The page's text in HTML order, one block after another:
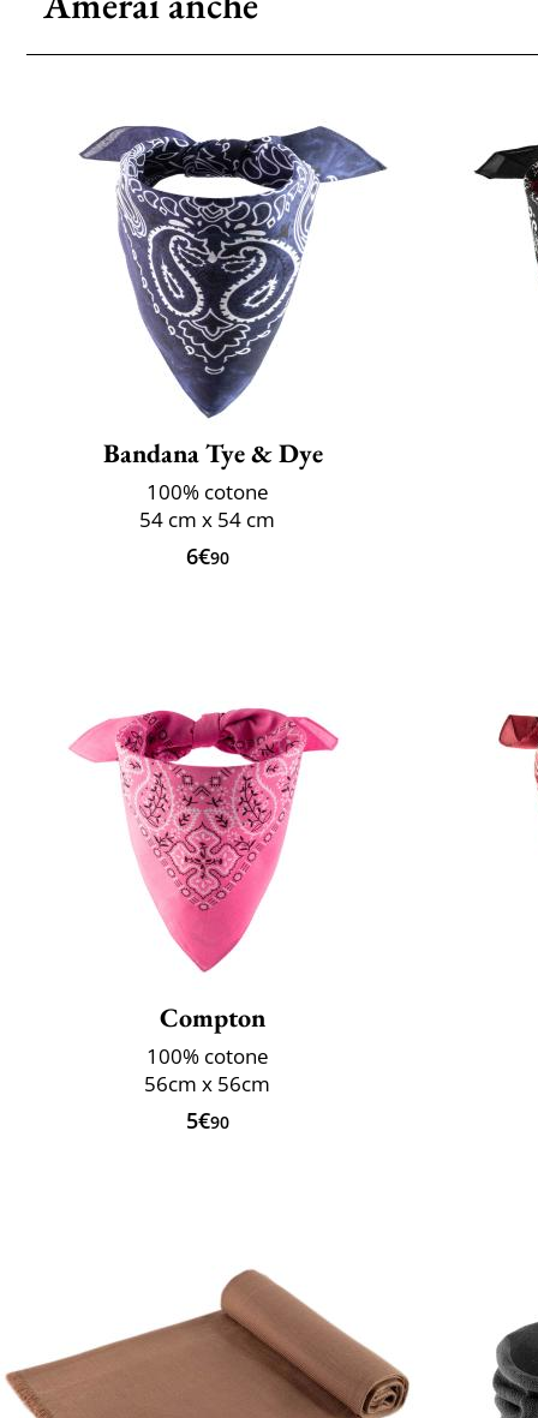
Bandana Tye & Dye
100% cotone
54 cm x 54 cm
6€90
Compton
100% cotone
56cm x 56cm
5€90